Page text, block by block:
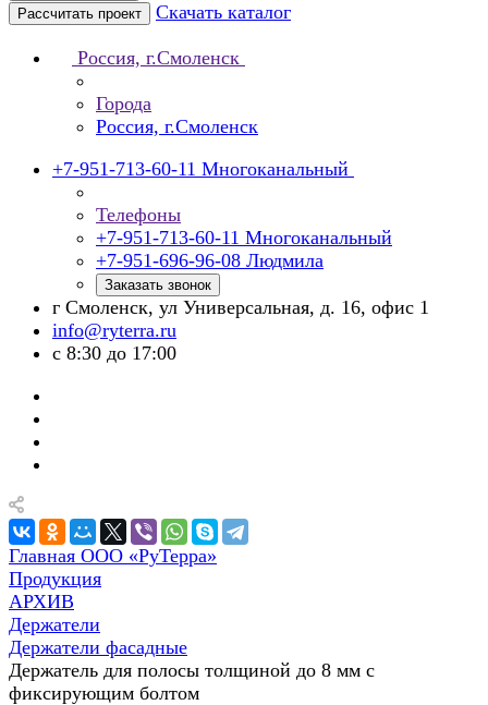
Рассчитать проект
Скачать каталог
Россия, г.Смоленск
Города
Россия, г.Смоленск
+7-951-713-60-11 Многоканальный
Телефоны
+7-951-713-60-11 Многоканальный
+7-951-696-96-08 Людмила
Заказать звонок
г Смоленск, ул Универсальная, д. 16, офис 1
info@ryterra.ru
с 8:30 до 17:00
Главная ООО «РуТерра»
Продукция
АРХИВ
Держатели
Держатели фасадные
Держатель для полосы толщиной до 8 мм с
фиксирующим болтом